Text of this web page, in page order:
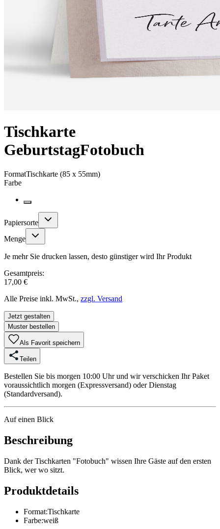
Tischkarte
GeburtstagFotobuch
FormatTischkarte (85 x 55mm)
Farbe
Papiersorte
Menge
Je mehr Sie drucken lassen, desto günstiger wird Ihr Produkt
Gesamtpreis:
17,00 €
Alle Preise inkl. MwSt., zzgl. Versand
Jetzt gestalten
Muster bestellen
Als Favorit speichern
Teilen
Bestellen Sie bis morgen 10:00 Uhr und wir verschicken Ihr Paket
voraussichtlich morgen (Expressversand) oder Dienstag
(Standardversand).
Auf einen Blick
Beschreibung
Dank der Tischkarten "Fotobuch" wissen Ihre Gäste auf den ersten
Blick, wer wo sitzt.
Produktdetails
Format:Tischkarte
Farbe:weiß